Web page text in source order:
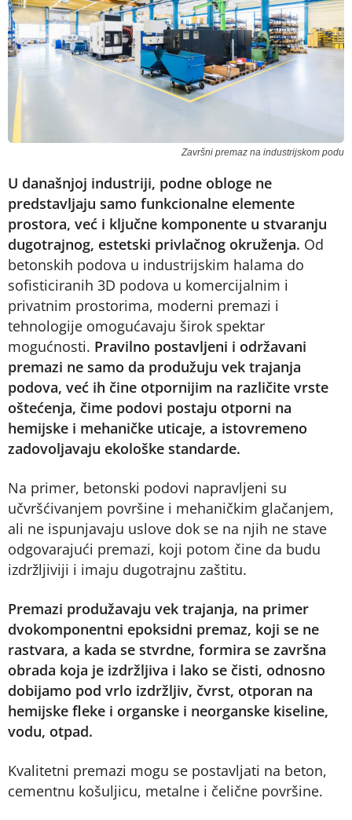
Završni premaz na industrijskom podu
U današnjoj industriji, podne obloge ne
predstavljaju samo funkcionalne elemente
prostora, već i ključne komponente u stvaranju
dugotrajnog, estetski privlačnog okruženja. Od
betonskih podova u industrijskim halama do
sofisticiranih 3D podova u komercijalnim i
privatnim prostorima, moderni premazi i
tehnologije omogućavaju širok spektar
mogućnosti. Pravilno postavljeni i održavani
premazi ne samo da produžuju vek trajanja
podova, već ih čine otpornijim na različite vrste
oštećenja, čime podovi postaju otporni na
hemijske i mehaničke uticaje, a istovremeno
zadovoljavaju ekološke standarde.
Na primer, betonski podovi napravljeni su
učvršćivanjem površine i mehaničkim glačanjem,
ali ne ispunjavaju uslove dok se na njih ne stave
odgovarajući premazi, koji potom čine da budu
izdržljiviji i imaju dugotrajnu zaštitu.
Premazi produžavaju vek trajanja, na primer
dvokomponentni epoksidni premaz, koji se ne
rastvara, a kada se stvrdne, formira se završna
obrada koja je izdržljiva i lako se čisti, odnosno
dobijamo pod vrlo izdržljiv, čvrst, otporan na
hemijske fleke i organske i neorganske kiseline,
vodu, otpad.
Kvalitetni premazi mogu se postavljati na beton,
cementnu košuljicu, metalne i čelične površine.